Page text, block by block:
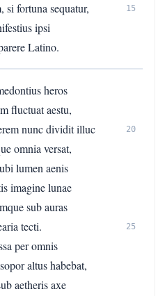
si fortuna sequatur,
15
ipsi
Latino.
heros
fluctuat aestu,
nunc dividit illuc
20
omnia versat,
lumen aenis
imagine lunae
sub auras
tecti.
25
per omnis
altus habebat,
aetheris axe